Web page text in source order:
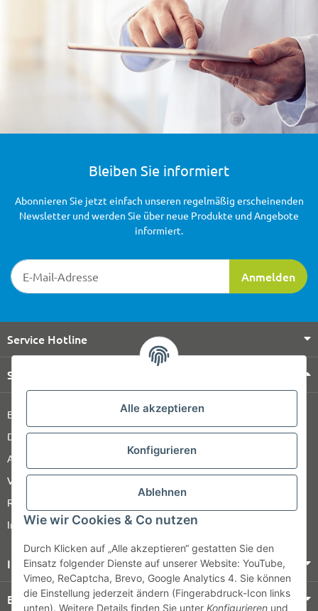
Alle akzeptieren
Konfigurieren
Ablehnen
Wie wir Cookies & Co nutzen
Durch Klicken auf „Alle akzeptieren“ gestatten Sie den
Einsatz folgender Dienste auf unserer Website: YouTube,
Vimeo, ReCaptcha, Brevo, Google Analytics 4. Sie können
die Einstellung jederzeit ändern (Fingerabdruck-Icon links
unten). Weitere Details finden Sie unter Konfigurieren und
Bleiben Sie informiert
Newsletter-Registrierung
Anmelden
Abonnieren Sie jetzt einfach unseren regelmäßig erscheinenden
Newsletter und werden Sie über neue Produkte und Angebote
informiert.
Service Hotline
Shop Service
Barrierefreiheitserklärung
Datenschutz
AGB
Versandinformationen
Retour
Impressum
Informationen
Bezahlung & Versand